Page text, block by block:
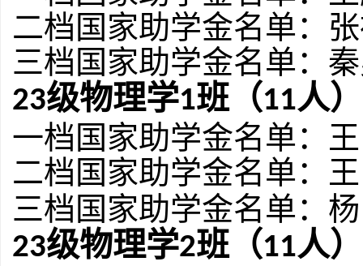
二档国家助学金名单：
三档国家助学金名单：
23级物理学1班（11人）
一档国家助学金名单： 王
二档国家助学金名单：王
三档国家助学金名单： 杨
23级物理学2班（11人）